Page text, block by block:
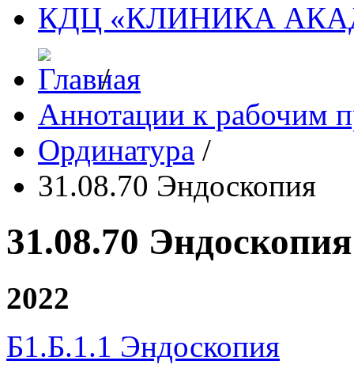
КДЦ «КЛИНИКА
/
Аннотации к рабочим
Ординатура /
31.08.70 Эндоскопия
31.08.70 Эндоскопия
2022
Б1.Б.1.1 Эндоскопия